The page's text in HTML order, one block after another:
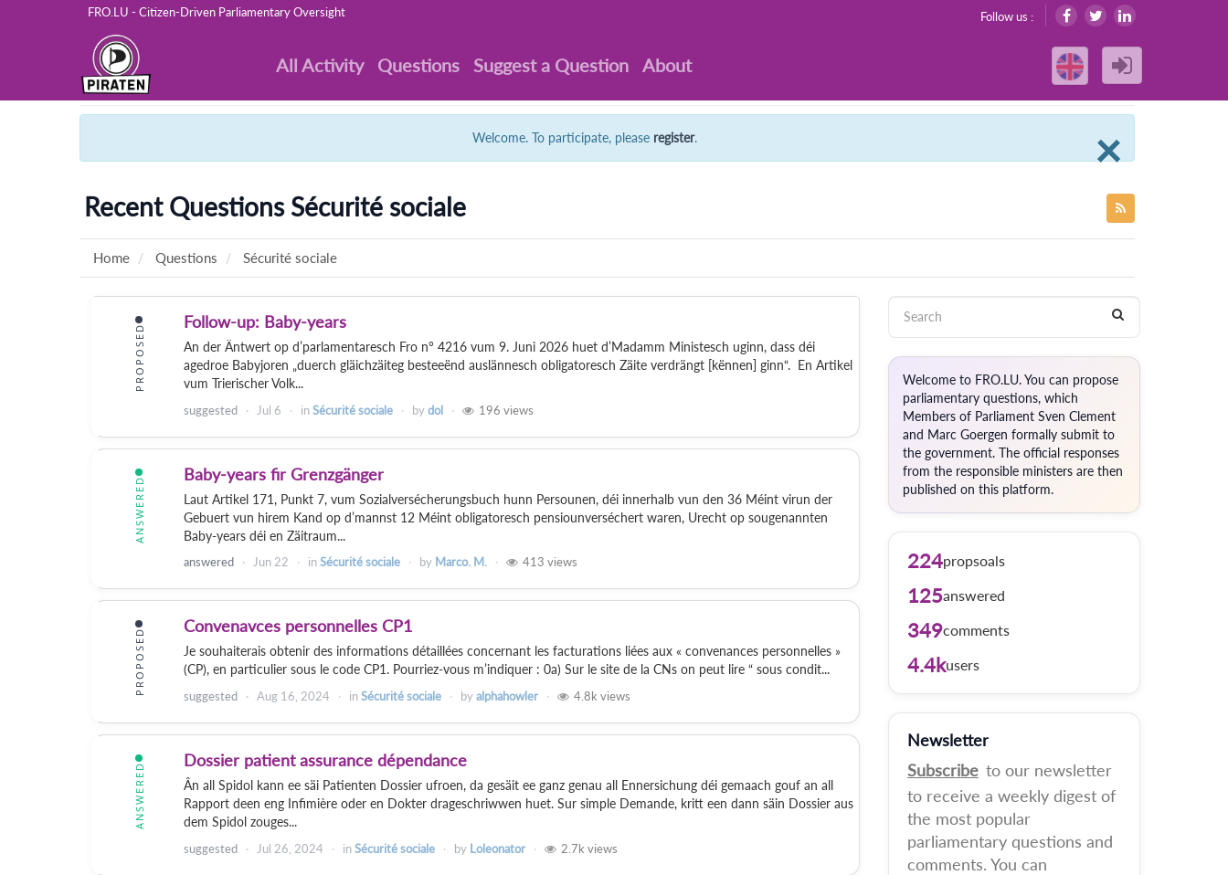
FRO.LU - Citizen-Driven Parliamentary Oversight Follow us :
All Activity Questions Suggest a Question About
×
Welcome. To participate, please register.
Recent Questions Sécurité sociale
Home Questions Sécurité sociale
PROPOSED
Follow-up: Baby-years
An der Äntwert op d’parlamentaresch Fro n° 4216 vum 9. Juni 2026 huet d’Madamm Ministesch uginn, dass déi
agedroe Babyjoren „duerch gläichzäiteg besteeënd auslännesch obligatoresch Zäite verdrängt [kënnen] ginn“. En Artikel
vum Trierischer Volk...
suggested Jul 6 inSécurité sociale bydol 196 views
ANSWERED
Baby-years fir Grenzgänger
Laut Artikel 171, Punkt 7, vum Sozialversécherungsbuch hunn Persounen, déi innerhalb vun den 36 Méint virun der
Gebuert vun hirem Kand op d’mannst 12 Méint obligatoresch pensiounverséchert waren, Urecht op sougenannten
Baby-years déi en Zäitraum...
answered Jun 22 inSécurité sociale by Marco. M. 413 views
PROPOSED
Convenavces personnelles CP1
Je souhaiterais obtenir des informations détaillées concernant les facturations liées aux « convenances personnelles »
(CP), en particulier sous le code CP1. Pourriez-vous m’indiquer : 0a) Sur le site de la CNs on peut lire “ sous condit...
suggested Aug 16, 2024 inSécurité sociale byalphahowler 4.8k views
ANSWERED
Dossier patient assurance dépendance
Ân all Spidol kann ee säi Patienten Dossier ufroen, da gesäit ee ganz genau all Ennersichung déi gemaach gouf an all
Rapport deen eng Infimière oder en Dokter drageschriwwen huet. Sur simple Demande, kritt een dann säin Dossier aus
dem Spidol zouges...
suggested Jul 26, 2024 inSécurité sociale by Loleonator 2.7k views
Welcome to FRO.LU. You can propose
parliamentary questions, which
Members of Parliament Sven Clement
and Marc Goergen formally submit to
the government. The official responses
from the responsible ministers are then
published on this platform.
224propsoals
125answered
349comments
4.4kusers
Newsletter
Subscribe to our newsletter
to receive a weekly digest of
the most popular
parliamentary questions and
comments. You can